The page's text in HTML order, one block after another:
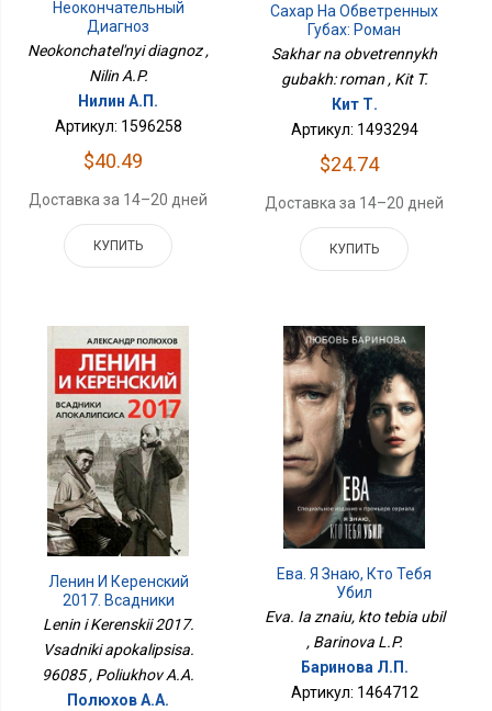
Неокончательный
Диагноз
Neokonchatel'nyi diagnoz ,
Nilin A.P.
Нилин А.П.
Артикул: 1596258
$40.49
Доставка за 14–20 дней
КУПИТЬ
Сахар На Обветренных
Губах: Роман
Sakhar na obvetrennykh
gubakh: roman , Kit T.
Кит Т.
Артикул: 1493294
$24.74
Доставка за 14–20 дней
КУПИТЬ
Ленин И Керенский
2017. Всадники
Апокалипсиса. 96085
Lenin i Kerenskii 2017.
Vsadniki apokalipsisa.
96085 , Poliukhov A.A.
Полюхов А.А.
Ева. Я Знаю, Кто Тебя
Убил
Eva. Ia znaiu, kto tebia ubil
, Barinova L.P.
Баринова Л.П.
Артикул: 1464712